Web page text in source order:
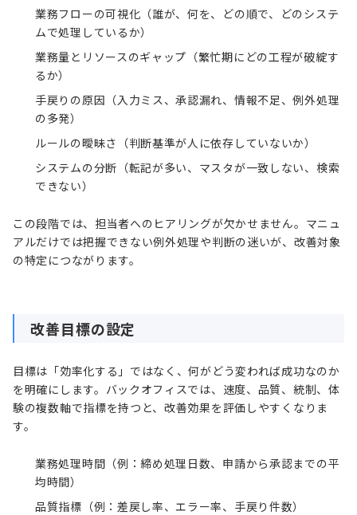
業務フローの可視化（誰が、何を、どの順で、どのシステ
ムで処理しているか）
業務量とリソースのギャップ（繁忙期にどの工程が破綻す
るか）
手戻りの原因（入力ミス、承認漏れ、情報不足、例外処理
の多発）
ルールの曖昧さ（判断基準が人に依存していないか）
システムの分断（転記が多い、マスタが一致しない、検索
できない）
この段階では、担当者へのヒアリングが欠かせません。マニュ
アルだけでは把握できない例外処理や判断の迷いが、改善対象
の特定につながります。
改善目標の設定
目標は「効率化する」ではなく、何がどう変われば成功なのか
を明確にします。バックオフィスでは、速度、品質、統制、体
験の複数軸で指標を持つと、改善効果を評価しやすくなりま
す。
業務処理時間（例：締め処理日数、申請から承認までの平
均時間）
品質指標（例：差戻し率、エラー率、手戻り件数）